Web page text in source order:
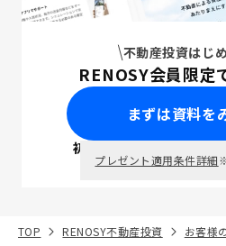
不動産投資はじ
RENOSY会員限定
まずは資料を
初回面談で ポイ
プレゼント適用条件詳細
TOP RENOSY不動産投資
お客様